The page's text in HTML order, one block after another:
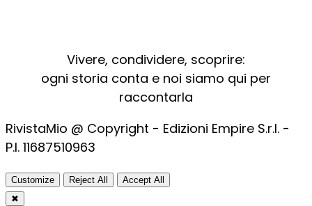
Vivere, condividere, scoprire:
ogni storia conta e noi siamo qui per
raccontarla
RivistaMio @ Copyright - Edizioni Empire S.r.l. -
P.I. 11687510963​
Customize Reject All
Accept All
✖